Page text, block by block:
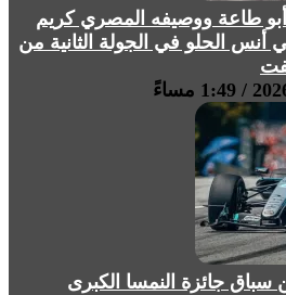
أبو طاعة ووصيفه المصري كريم
أنس الحلو في الجولة الثانية من
جائزة النمسا الكبرى